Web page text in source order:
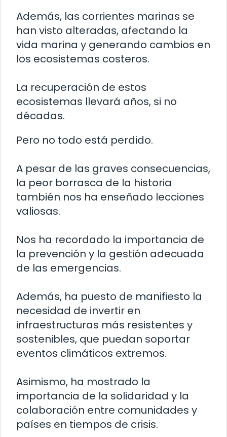
Además, las corrientes marinas se
han visto alteradas, afectando la
vida marina y generando cambios en
los ecosistemas costeros.
La recuperación de estos
ecosistemas llevará años, si no
décadas.
Pero no todo está perdido.
A pesar de las graves consecuencias,
la peor borrasca de la historia
también nos ha enseñado lecciones
valiosas.
Nos ha recordado la importancia de
la prevención y la gestión adecuada
de las emergencias.
Además, ha puesto de manifiesto la
necesidad de invertir en
infraestructuras más resistentes y
sostenibles, que puedan soportar
eventos climáticos extremos.
Asimismo, ha mostrado la
importancia de la solidaridad y la
colaboración entre comunidades y
países en tiempos de crisis.